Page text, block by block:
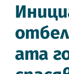
ата